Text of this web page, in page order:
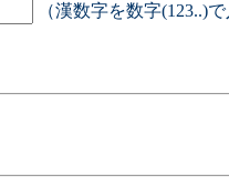
（漢数字を数字(123..)で